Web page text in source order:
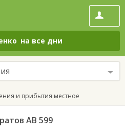
на все дни
и прибытия местное
АВ 599